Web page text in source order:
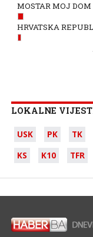
MOSTAR MOJ DOM
HRVATSKA
LOKALNE
USK PK TK
KS
K10 TFR